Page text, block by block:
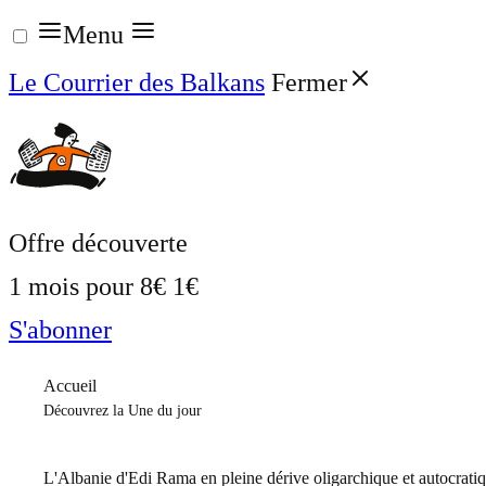
Aller
au
contenu
Menu
Le Courrier des Balkans Fermer
Offre découverte
1 mois pour 8€ 1€
S'abonner
Accueil
Découvrez la Une du jour
L'Albanie d'Edi Rama en pleine dérive oligarchique et